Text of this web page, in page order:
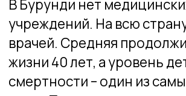
мире. Племя пигмеев относится к
числу самых бедных и уязвимых
сообществ Бурунди. Для большинства
семей даже небольшие расходы на
лечение становятся серьёзной
проблемой.